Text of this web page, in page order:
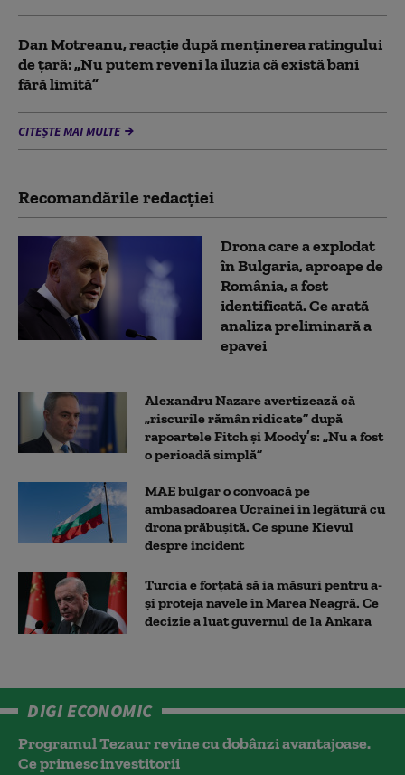
Dan Motreanu, reacție după menținerea ratingului
de țară: „Nu putem reveni la iluzia că există bani
fără limită”
CITEȘTE MAI MULTE
Recomandările redacţiei
Drona care a explodat
în Bulgaria, aproape de
România, a fost
identificată. Ce arată
analiza preliminară a
epavei
Alexandru Nazare avertizează că
„riscurile rămân ridicate” după
rapoartele Fitch și Moody’s: „Nu a fost
o perioadă simplă”
MAE bulgar o convoacă pe
ambasadoarea Ucrainei în legătură cu
drona prăbuşită. Ce spune Kievul
despre incident
Turcia e forțată să ia măsuri pentru a-
și proteja navele în Marea Neagră. Ce
decizie a luat guvernul de la Ankara
DIGI ECONOMIC
Programul Tezaur revine cu dobânzi avantajoase.
Ce primesc investitorii